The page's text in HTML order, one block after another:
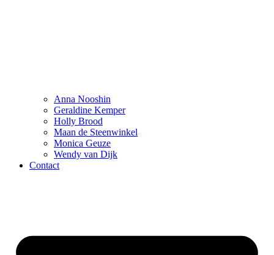
Anna Nooshin
Geraldine Kemper
Holly Brood
Maan de Steenwinkel
Monica Geuze
Wendy van Dijk
Contact